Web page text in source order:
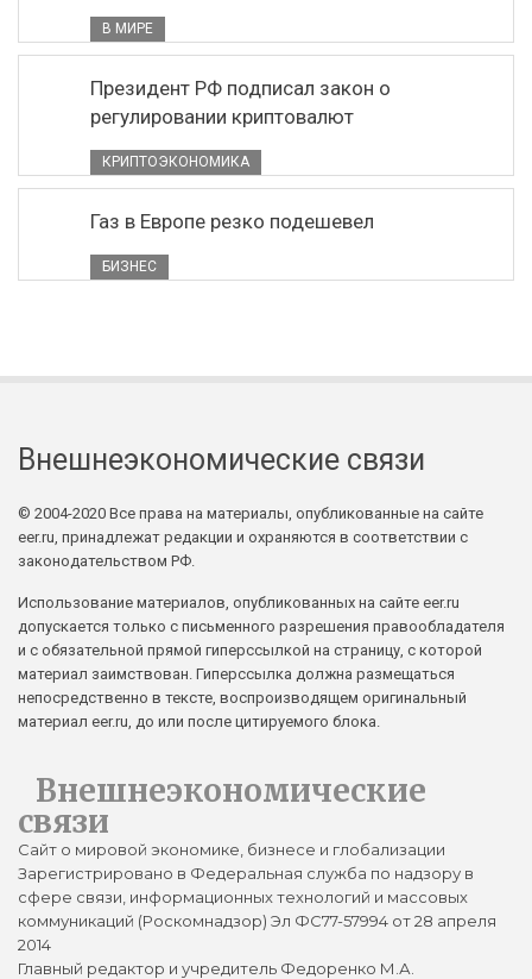
В МИРЕ
Президент РФ подписал закон о
регулировании криптовалют
КРИПТОЭКОНОМИКА
Газ в Европе резко подешевел
БИЗНЕС
Внешнеэкономические связи
© 2004-2020 Все права на материалы, опубликованные на сайте
eer.ru, принадлежат редакции и охраняются в соответствии с
законодательством РФ.
Использование материалов, опубликованных на сайте eer.ru
допускается только с письменного разрешения правообладателя
и с обязательной прямой гиперссылкой на страницу, с которой
материал заимствован. Гиперссылка должна размещаться
непосредственно в тексте, воспроизводящем оригинальный
материал eer.ru, до или после цитируемого блока.
Внешнеэкономические
связи
Сайт о мировой экономике, бизнесе и глобализации
Зарегистрировано в Федеральная служба по надзору в
сфере связи, информационных технологий и массовых
коммуникаций (Роскомнадзор) Эл ФС77-57994 от 28 апреля
2014
Главный редактор и учредитель Федоренко М.А.